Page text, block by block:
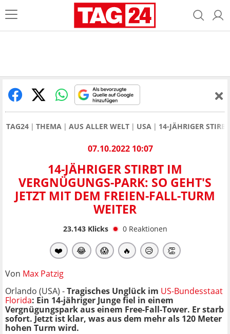
TAG24 THEMA AUS ALLER WELT USA 14-JÄHRIGER
07.10.2022 10:07
14-JÄHRIGER STIRBT IM
VERGNÜGUNGS-PARK: SO GEHT'S
JETZT MIT DEM FREIEN-FALL-TURM
WEITER
23.143Klicks 0 Reaktionen
❤️ 😂 😱 🔥 😥 👏
Von Max Patzig
Orlando (USA) -Tragisches Unglück im US-Bundesstaat
Florida: Ein 14-jähriger Junge fiel in einem
Vergnügungspark aus einem Free-Fall-Tower. Er starb
sofort. Jetzt ist klar, was aus dem mehr als 120 Meter
hohen Turm wird.